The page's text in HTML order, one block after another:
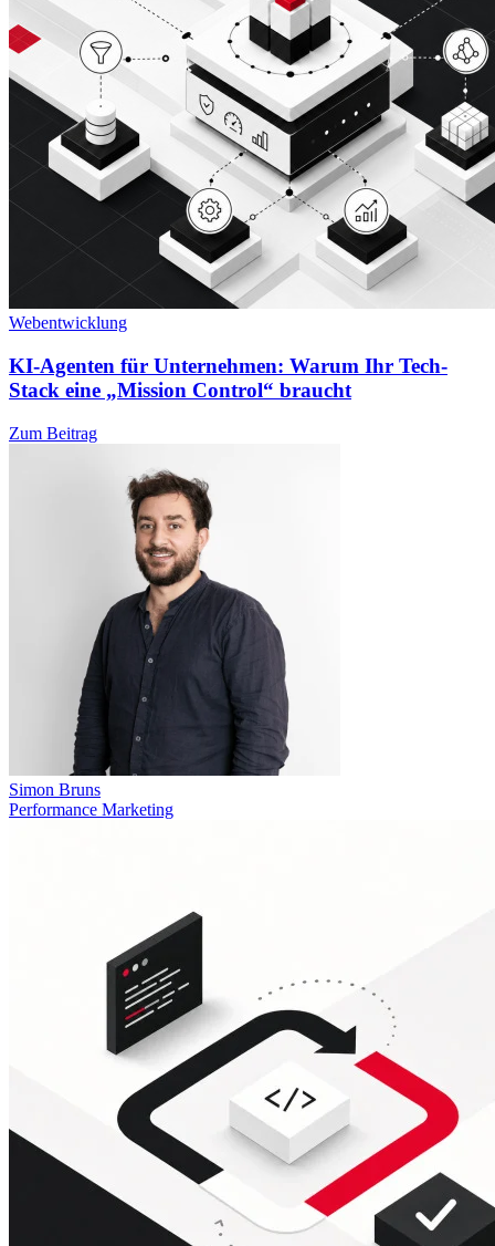
Webentwicklung
KI-Agenten für Unternehmen: Warum Ihr Tech-
Stack eine „Mission Control“ braucht
Zum Beitrag
Simon Bruns
Performance Marketing